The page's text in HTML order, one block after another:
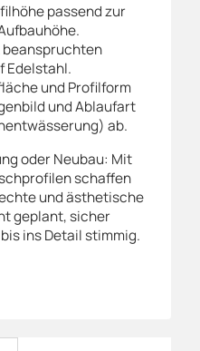
passend zur
beanspruchten
Edelstahl.
und Profilform
und Ablaufart
ab.
oder Neubau: Mit
schaffen
und ästhetische
geplant, sicher
ins Detail stimmig.